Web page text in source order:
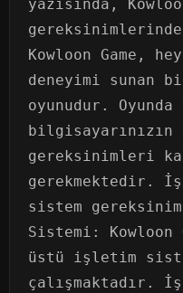
yazısında,
Kowloon Game,
deneyimi sunan
oyunudur.
bilgisayarınızın
gereksinimleri
gerekmektedir.
sistem
Sistemi: Kowloon
üstü işletim
çalışmaktadır.